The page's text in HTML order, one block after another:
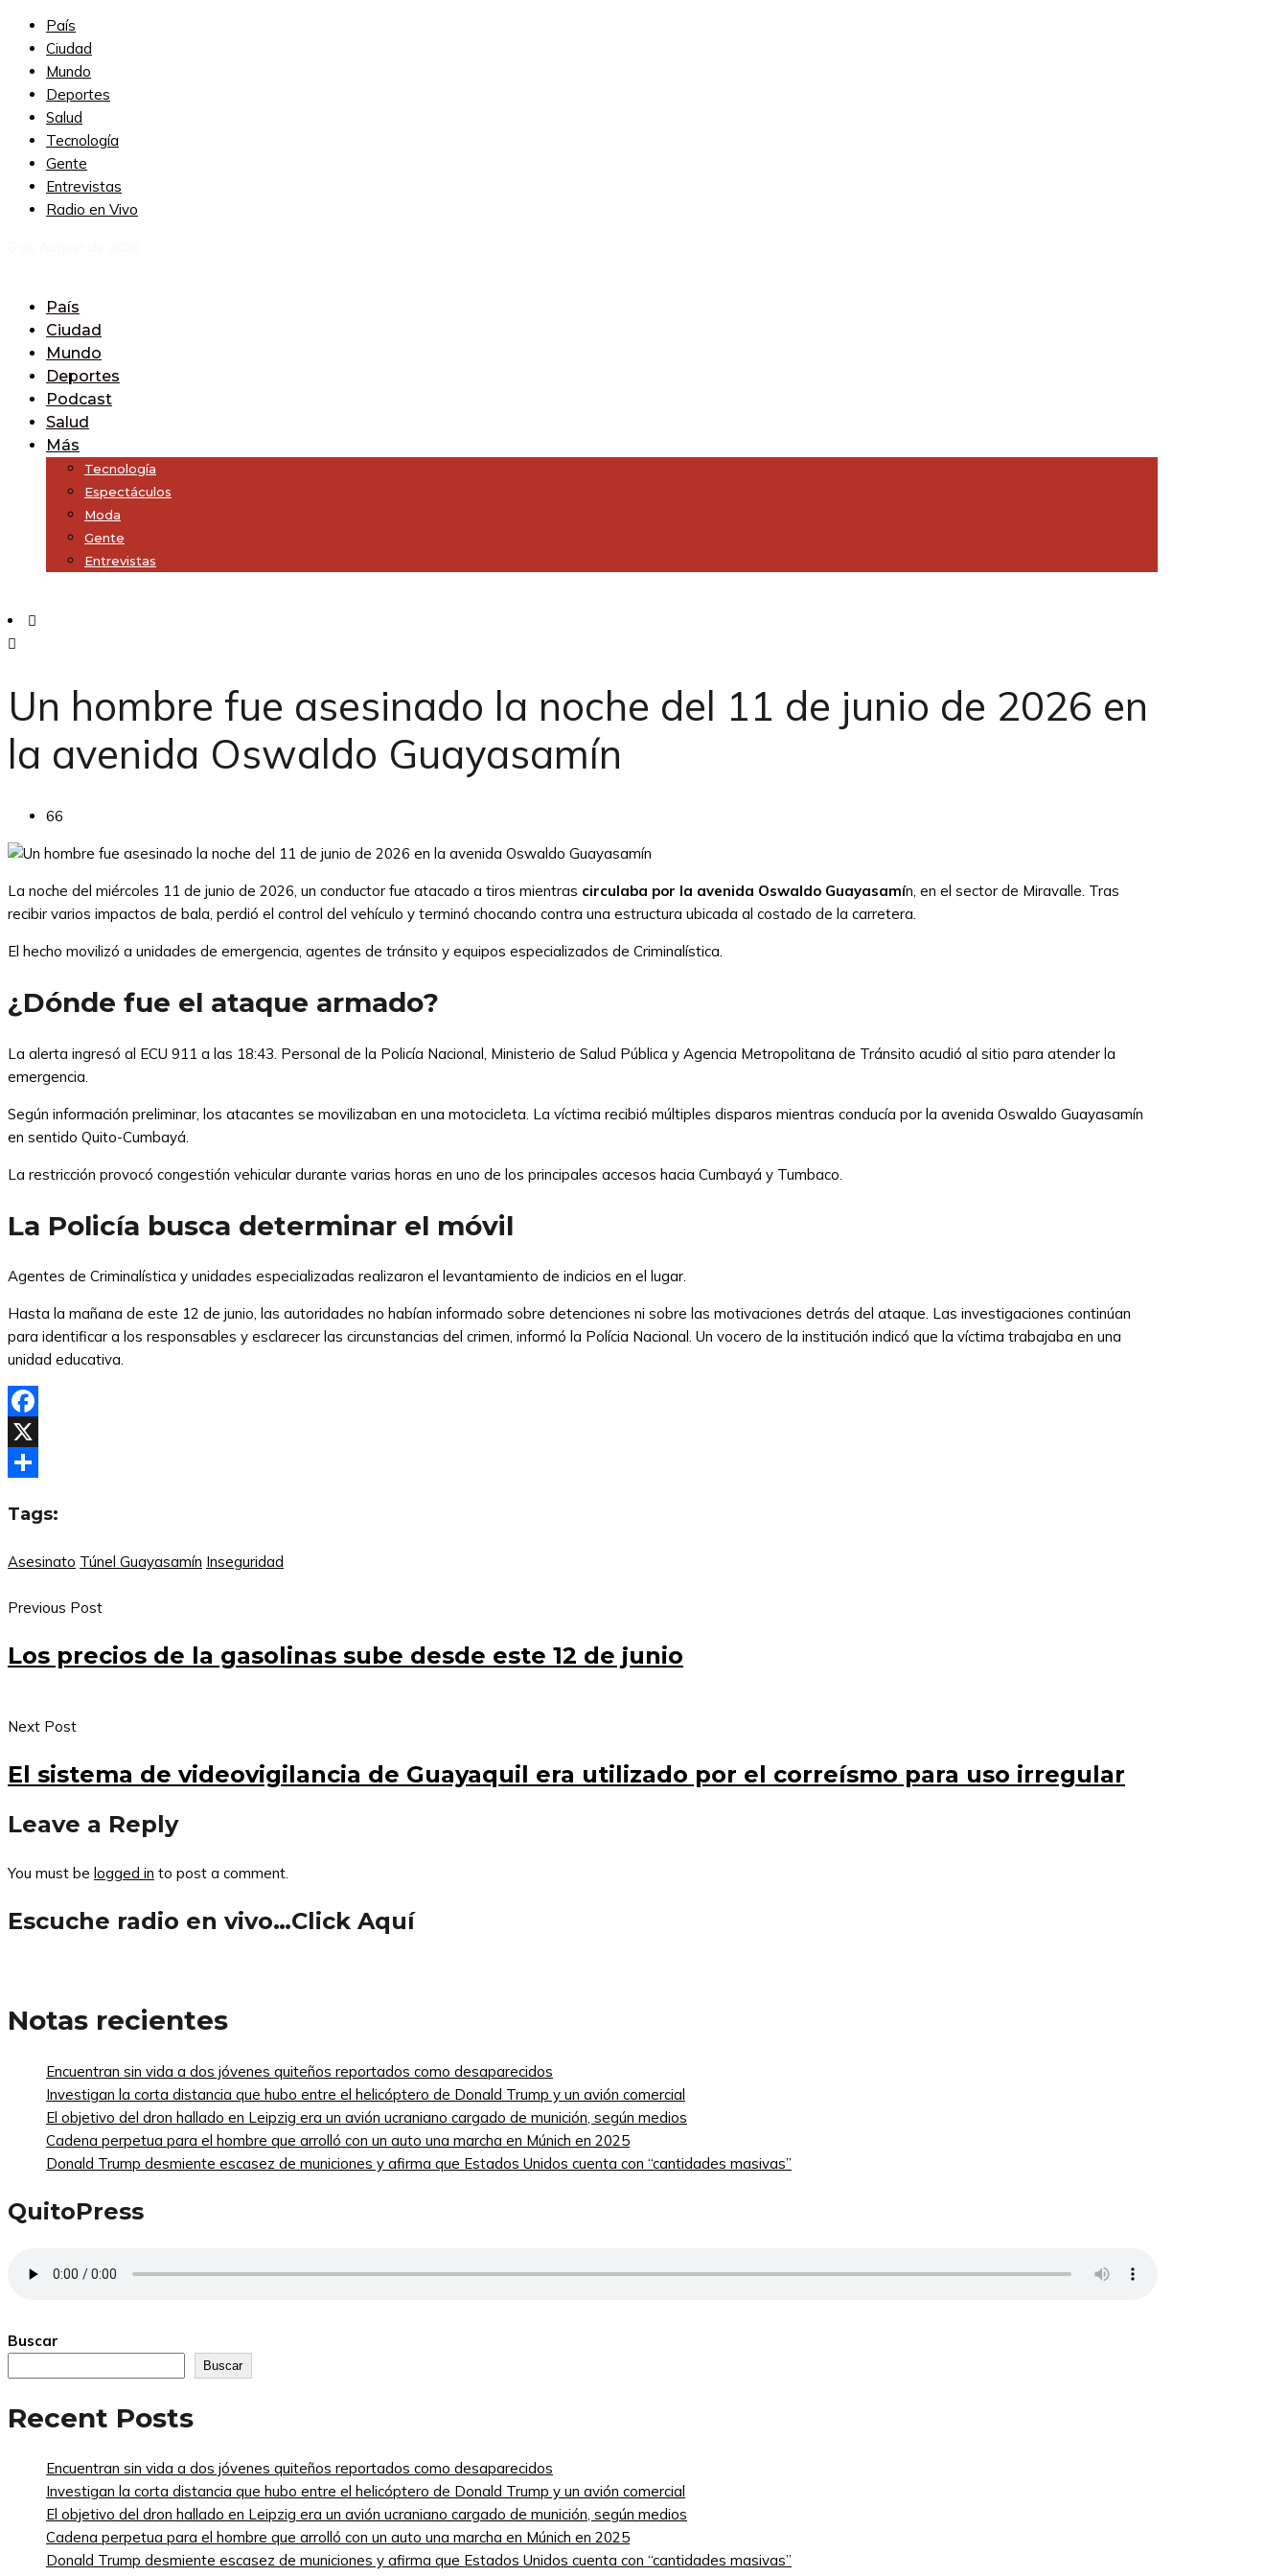
País
Ciudad
Mundo
Deportes
Salud
Tecnología
Gente
Entrevistas
Radio en Vivo
País
Ciudad
Mundo
Deportes
Podcast
Salud
Más
Tecnología
Espectáculos
Moda
Gente
Entrevistas
Un hombre fue asesinado la noche del 11 de junio de 2026 en
la avenida Oswaldo Guayasamín
66
La noche del miércoles 11 de junio de 2026, un conductor fue atacado a tiros mientras circulaba por la avenida Oswaldo Guayasamín, en el sector de Miravalle. Tras
recibir varios impactos de bala, perdió el control del vehículo y terminó chocando contra una estructura ubicada al costado de la carretera.
El hecho movilizó a unidades de emergencia, agentes de tránsito y equipos especializados de Criminalística.
¿Dónde fue el ataque armado?
La alerta ingresó al ECU 911 a las 18:43. Personal de la Policía Nacional, Ministerio de Salud Pública y Agencia Metropolitana de Tránsito acudió al sitio para atender la
emergencia.
Según información preliminar, los atacantes se movilizaban en una motocicleta. La víctima recibió múltiples disparos mientras conducía por la avenida Oswaldo Guayasamín
en sentido Quito-Cumbayá.
La restricción provocó congestión vehicular durante varias horas en uno de los principales accesos hacia Cumbayá y Tumbaco.
La Policía busca determinar el móvil
Agentes de Criminalística y unidades especializadas realizaron el levantamiento de indicios en el lugar.
Hasta la mañana de este 12 de junio, las autoridades no habían informado sobre detenciones ni sobre las motivaciones detrás del ataque. Las investigaciones continúan
para identificar a los responsables y esclarecer las circunstancias del crimen, informó la Polícia Nacional. Un vocero de la institución indicó que la víctima trabajaba en una
unidad educativa.
Facebook
X
Tags:
Asesinato Túnel Guayasamín Inseguridad
Previous Post
Los precios de la gasolinas sube desde este 12 de junio
Next Post
El sistema de videovigilancia de Guayaquil era utilizado por el correísmo para uso irregular
Leave a Reply
You must be logged in to post a comment.
Escuche radio en vivo…Click Aquí
Notas recientes
Encuentran sin vida a dos jóvenes quiteños reportados como desaparecidos
Investigan la corta distancia que hubo entre el helicóptero de Donald Trump y un avión comercial
El objetivo del dron hallado en Leipzig era un avión ucraniano cargado de munición, según medios
Cadena perpetua para el hombre que arrolló con un auto una marcha en Múnich en 2025
Donald Trump desmiente escasez de municiones y afirma que Estados Unidos cuenta con “cantidades masivas”
QuitoPress
Buscar
Buscar
Recent Posts
Encuentran sin vida a dos jóvenes quiteños reportados como desaparecidos
Investigan la corta distancia que hubo entre el helicóptero de Donald Trump y un avión comercial
El objetivo del dron hallado en Leipzig era un avión ucraniano cargado de munición, según medios
Cadena perpetua para el hombre que arrolló con un auto una marcha en Múnich en 2025
Donald Trump desmiente escasez de municiones y afirma que Estados Unidos cuenta con “cantidades masivas”